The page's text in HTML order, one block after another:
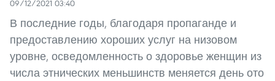
09/12/2021 03:40
В последние годы, благодаря пропаганде и
предоставлению хороших услуг на низовом
уровне, осведомленность о здоровье женщин из
числа этнических меньшинств меняется день ото